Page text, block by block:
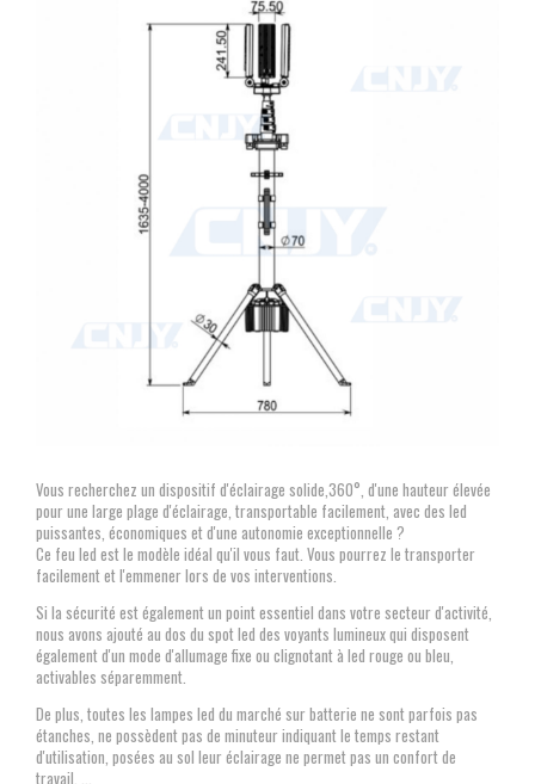
Vous recherchez un dispositif d'éclairage solide,360°, d'une hauteur élevée
pour une large plage d'éclairage, transportable facilement, avec des led
puissantes, économiques et d'une autonomie exceptionnelle ?
Ce feu led est le modèle idéal qu'il vous faut. Vous pourrez le transporter
facilement et l'emmener lors de vos interventions.
Si la sécurité est également un point essentiel dans votre secteur d'activité,
nous avons ajouté au dos du spot led des voyants lumineux qui disposent
également d'un mode d'allumage fixe ou clignotant à led rouge ou bleu,
activables séparemment.
De plus, toutes les lampes led du marché sur batterie ne sont parfois pas
étanches, ne possèdent pas de minuteur indiquant le temps restant
d'utilisation, posées au sol leur éclairage ne permet pas un confort de
travail, ...